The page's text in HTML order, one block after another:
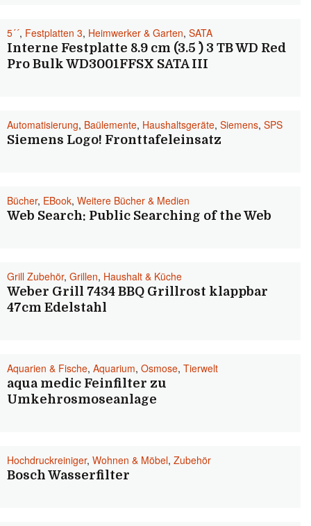
5´´, Festplatten 3, Heimwerker & Garten, SATA
Interne Festplatte 8.9 cm (3.5 ´´) 3 TB WD Red
Pro Bulk WD3001FFSX SATA III
Automatisierung, Baülemente, Haushaltsgeräte, Siemens, SPS
Siemens Logo! Fronttafeleinsatz
Bücher, EBook, Weitere Bücher & Medien
Web Search: Public Searching of the Web
Grill Zubehör, Grillen, Haushalt & Küche
Weber Grill 7434 BBQ Grillrost klappbar
47cm Edelstahl
Aquarien & Fische, Aquarium, Osmose, Tierwelt
aqua medic Feinfilter zu
Umkehrosmoseanlage
Hochdruckreiniger, Wohnen & Möbel, Zubehör
Bosch Wasserfilter